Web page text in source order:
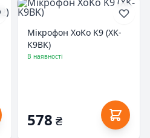
Мікрофон XoKo K9 (XK-
K9BK)
В наявності
578 ₴